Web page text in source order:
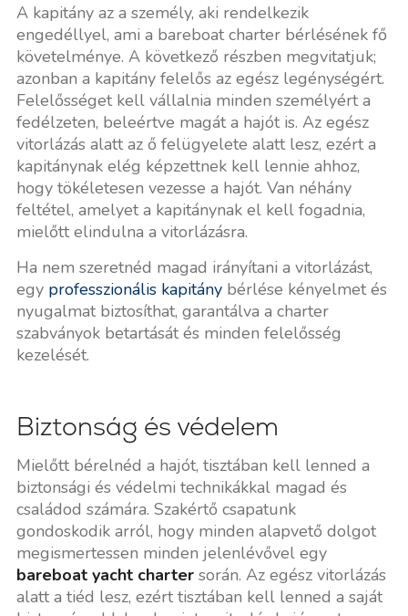
A kapitány az a személy, aki rendelkezik
engedéllyel, ami a bareboat charter bérlésének fő
követelménye. A következő részben megvitatjuk;
azonban a kapitány felelős az egész legénységért.
Felelősséget kell vállalnia minden személyért a
fedélzeten, beleértve magát a hajót is. Az egész
vitorlázás alatt az ő felügyelete alatt lesz, ezért a
kapitánynak elég képzettnek kell lennie ahhoz,
hogy tökéletesen vezesse a hajót. Van néhány
feltétel, amelyet a kapitánynak el kell fogadnia,
mielőtt elindulna a vitorlázásra.
Ha nem szeretnéd magad irányítani a vitorlázást,
egy professzionális kapitánybérlése kényelmet és
nyugalmat biztosíthat, garantálva a charter
szabványok betartását és minden felelősség
kezelését.
Biztonság és védelem
Mielőtt bérelnéd a hajót, tisztában kell lenned a
biztonsági és védelmi technikákkal magad és
családod számára. Szakértő csapatunk
gondoskodik arról, hogy minden alapvető dolgot
megismertessen minden jelenlévővel egy
bareboat yacht chartersorán. Az egész vitorlázás
alatt a tiéd lesz, ezért tisztában kell lenned a saját